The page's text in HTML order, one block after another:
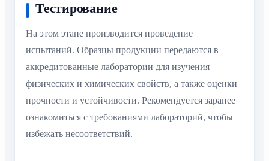
Тестирование
На этом этапе производится проведение
испытаний. Образцы продукции передаются в
аккредитованные лаборатории для изучения
физических и химических свойств, а также оценки
прочности и устойчивости. Рекомендуется заранее
ознакомиться с требованиями лабораторий, чтобы
избежать несоответствий.